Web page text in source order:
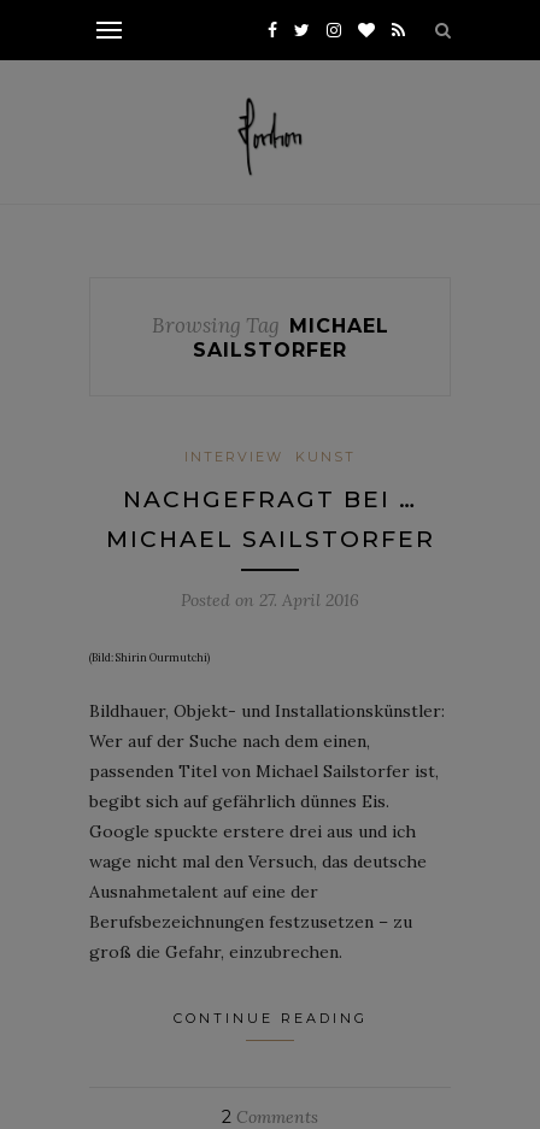
Browsing Tag MICHAEL
SAILSTORFER
INTERVIEW KUNST
NACHGEFRAGT BEI …
MICHAEL SAILSTORFER
Posted on 27. April 2016
(Bild: Shirin Ourmutchi)
Bildhauer, Objekt- und Installationskünstler:
Wer auf der Suche nach dem einen,
passenden Titel von Michael Sailstorfer ist,
begibt sich auf gefährlich dünnes Eis.
Google spuckte erstere drei aus und ich
wage nicht mal den Versuch, das deutsche
Ausnahmetalent auf eine der
Berufsbezeichnungen festzusetzen – zu
groß die Gefahr, einzubrechen.
CONTINUE READING
2 Comments